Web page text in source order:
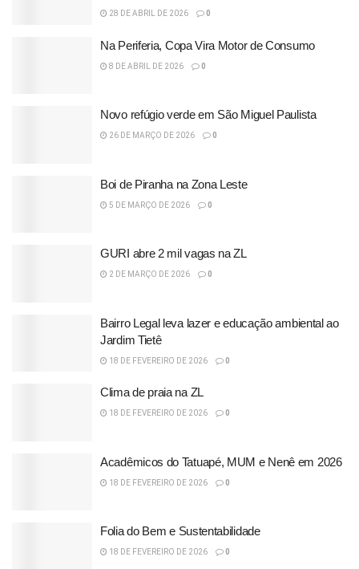
28 DE ABRIL DE 2026 0
Na Periferia, Copa Vira Motor de Consumo
8 DE ABRIL DE 2026 0
Novo refúgio verde em São Miguel Paulista
26 DE MARÇO DE 2026 0
Boi de Piranha na Zona Leste
5 DE MARÇO DE 2026 0
GURI abre 2 mil vagas na ZL
2 DE MARÇO DE 2026 0
Bairro Legal leva lazer e educação ambiental ao
Jardim Tietê
18 DE FEVEREIRO DE 2026 0
Clima de praia na ZL
18 DE FEVEREIRO DE 2026 0
Acadêmicos do Tatuapé, MUM e Nenê em 2026
18 DE FEVEREIRO DE 2026 0
Folia do Bem e Sustentabilidade
18 DE FEVEREIRO DE 2026 0